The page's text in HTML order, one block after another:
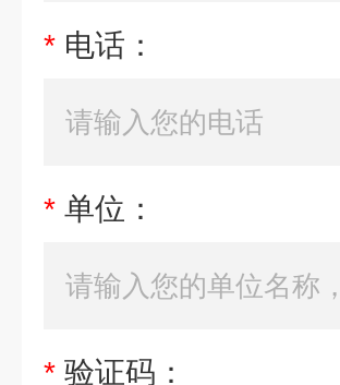
* 电话：
* 单位：
* 验证码：